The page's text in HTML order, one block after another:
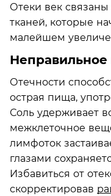
Отеки век связаны
тканей, которые
малейшем
Неправильное
Отечности
острая пища,
Соль удерживает
межклеточное
лимфоток
глазами
Избавиться от
скорректировав